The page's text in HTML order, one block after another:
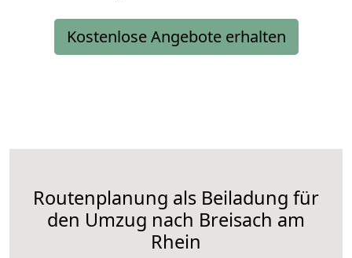
Kostenlose Angebote erhalten
Routenplanung als Beiladung für
den Umzug nach Breisach am
Rhein